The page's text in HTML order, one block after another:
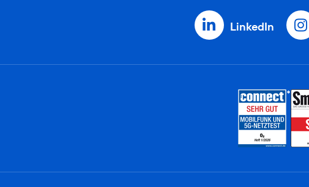
LinkedIn